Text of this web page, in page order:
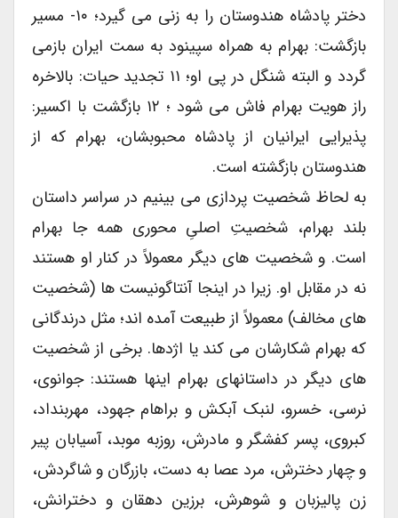
دختر پادشاه هندوستان را به زنی می گیرد؛ ۱۰- مسیر
بازگشت: بهرام به همراه سپینود به سمت ایران بازمی
گردد و البته شنگل در پی او؛ ۱۱ تجدید حیات: بالاخره
راز هویت بهرام فاش می شود ؛ ۱۲ بازگشت با اکسیر:
پذیرایی ایرانیان از پادشاه محبوبشان، بهرام که از
هندوستان بازگشته است.
به لحاظ شخصیت پردازی می بینیم در سراسر داستان
بلند بهرام، شخصیتِ اصلیِ محوری همه جا بهرام
است. و شخصیت های دیگر معمولاً در کنار او هستند
نه در مقابل او. زیرا در اینجا آنتاگونیست ها (شخصیت
های مخالف) معمولاً از طبیعت آمده اند؛ مثل درندگانی
که بهرام شکارشان می کند یا اژدها. برخی از شخصیت
های دیگر در داستانهای بهرام اینها هستند: جوانوی،
نرسی، خسرو، لنبک آبکش و براهام جهود، مهربنداد،
کبروی، پسر کفشگر و مادرش، روزبه موبد، آسیابان پیر
و چهار دخترش، مرد عصا به دست، بازرگان و شاگردش،
زن پالیزبان و شوهرش، برزین دهقان و دخترانش،